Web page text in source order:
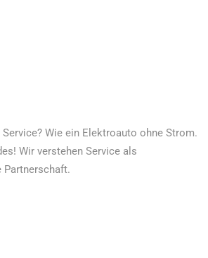
Wie ein Elektroauto ohne Strom.
Wir verstehen Service als
Partnerschaft.